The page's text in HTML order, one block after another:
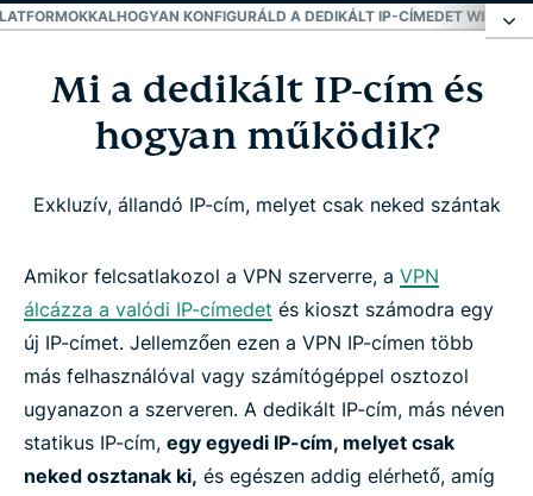
HOGYAN KONFIGURÁLD A DEDIKÁLT IP-CÍMEDET
Mi a dedikált IP-cím és hogyan működik?
Miért használjak dedikált IP-címet a VPN-hez?
címhez
Hogyan szerezd be a dedikált IP-címet az
ExpressVPN-hez
Hogyan segít az ExpressVPN-hez biztosított
dedikált IP-cím megóvni a magánszférádat
Mi a dedikált IP-cím és
hogyan működik?
Exkluzív, állandó IP-cím, melyet csak neked szántak
Amikor felcsatlakozol a VPN szerverre, a VPN
álcázza a valódi IP-címedet és kioszt számodra egy
új IP-címet. Jellemzően ezen a VPN IP-címen több
más felhasználóval vagy számítógéppel osztozol
ugyanazon a szerveren. A dedikált IP-cím, más néven
statikus IP-cím, egy egyedi IP-cím, melyet csak
neked osztanak ki, és egészen addig elérhető, amíg